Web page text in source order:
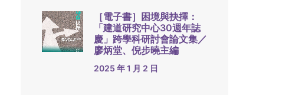
［電子書］困境與抉擇：
「建道研究中心30週年誌
慶」跨學科研討會論文集／
廖炳堂、倪步曉主編
2025 年 1 月 2 日